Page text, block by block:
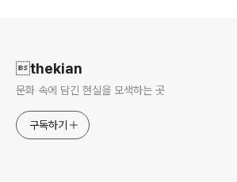
thekian
문화 속에 담긴 현실을 모색하는 곳
구독하기